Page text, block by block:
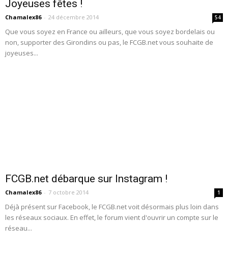
Joyeuses fêtes !
Chamalex86 - 24 décembre 2014 54
Que vous soyez en France ou ailleurs, que vous soyez bordelais ou
non, supporter des Girondins ou pas, le FCGB.net vous souhaite de
joyeuses...
FCGB.net débarque sur Instagram !
Chamalex86 - 7 octobre 2014 1
Déjà présent sur Facebook, le FCGB.net voit désormais plus loin dans
les réseaux sociaux. En effet, le forum vient d'ouvrir un compte sur le
réseau...